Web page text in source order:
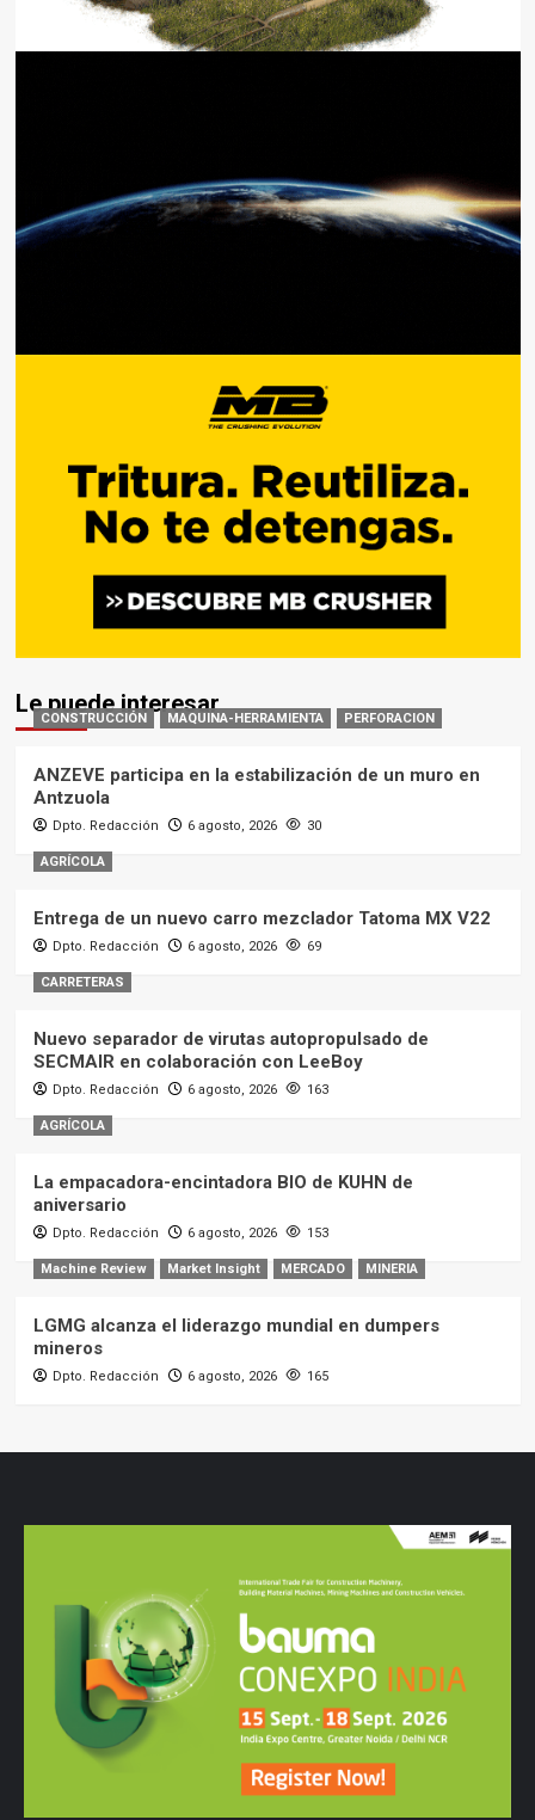
Le puede interesar
CONSTRUCCIÓN MAQUINA-HERRAMIENTA PERFORACION
ANZEVE participa en la estabilización de un muro en
Antzuola
Dpto. Redacción 6 agosto, 2026 30
AGRÍCOLA
Entrega de un nuevo carro mezclador Tatoma MX V22
Dpto. Redacción 6 agosto, 2026 69
CARRETERAS
Nuevo separador de virutas autopropulsado de
SECMAIR en colaboración con LeeBoy
Dpto. Redacción 6 agosto, 2026 163
AGRÍCOLA
La empacadora-encintadora BIO de KUHN de
aniversario
Dpto. Redacción 6 agosto, 2026 153
Machine Review Market Insight MERCADO MINERIA
LGMG alcanza el liderazgo mundial en dumpers
mineros
Dpto. Redacción 6 agosto, 2026 165